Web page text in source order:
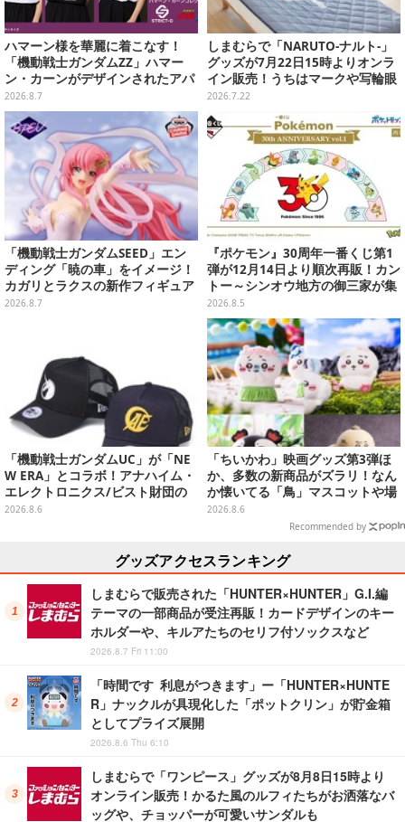
ハマーン様を華麗に着こなす！
「機動戦士ガンダムZZ」ハマー
ン・カーンがデザインされたアパ
レルが販売
2026.8.7
しまむらで「NARUTO-ナルト-」
グッズが7月22日15時よりオンラ
イン販売！うちはマークや写輪眼
の寝具、枕カバーなど豊富なデザ
イン
2026.7.22
「機動戦士ガンダムSEED」エン
ディング「暁の車」をイメージ！
カガリとラクスの新作フィギュア
がプライズに
2026.8.7
『ポケモン』30周年一番くじ第1
弾が12月14日より順次再販！カン
トー～シンオウ地方の御三家が集
まった時計、ぬいぐるみなど記念
グッズ盛りだくさん
2026.8.5
「機動戦士ガンダムUC」が「NE
W ERA」とコラボ！アナハイム・
エレクトロニクス/ビスト財団の
キャップが予約開始
2026.8.6
「ちいかわ」映画グッズ第3弾ほ
か、多数の新商品がズラリ！なん
か懐いてる「鳥」マスコットや場
面写アイテムなど必見のラインナ
2026.8.6
Recommended by
グッズアクセスランキング
しまむらで販売された「HUNTER×HUNTER」G.I.編
テーマの一部商品が受注再販！カードデザインのキー
ホルダーや、キルアたちのセリフ付ソックスなど
2026.8.7 Fri 11:00
「時間です 利息がつきます」ー「HUNTER×HUNTE
R」ナックルが具現化した「ポットクリン」が貯金箱
としてプライズ展開
2026.8.6 Thu 6:10
しまむらで「ワンピース」グッズが8月8日15時より
オンライン販売！かるた風のルフィたちがお洒落なバ
ッグや、チョッパーが可愛いサンダルも